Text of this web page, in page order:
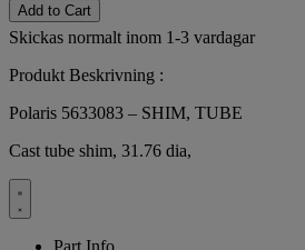
Add to Cart
Skickas normalt inom 1-3 vardagar
Produkt Beskrivning :
Polaris 5633083 – SHIM, TUBE
Cast tube shim, 31.76 dia,
Part Info